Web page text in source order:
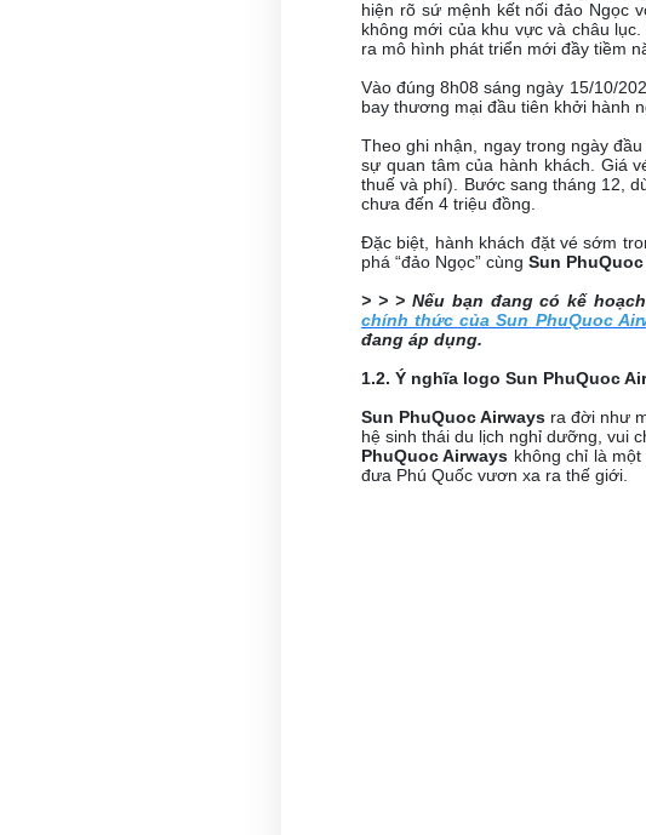
hiện rõ sứ mệnh kết nối đảo Ngọc
không mới của khu vực và châu
ra mô hình phát triển mới đầy tiềm
Vào đúng 8h08 sáng ngày 15/10/
bay thương mại đầu tiên khởi hành
Theo ghi nhận, ngay trong ngày
sự quan tâm của hành khách. Giá
thuế và phí). Bước sang tháng 12,
chưa đến 4 triệu đồng.
Đặc biệt, hành khách đặt vé sớm
phá “đảo Ngọc” cùng Sun
> > > Nếu bạn đang có kế
chính thức của Sun PhuQuoc
đang áp dụng.
1.2. Ý nghĩa logo Sun PhuQuoc
Sun PhuQuoc Airways ra đời như
hệ sinh thái du lịch nghỉ dưỡng, vui
PhuQuoc Airways không chỉ là
đưa Phú Quốc vươn xa ra thế giới.